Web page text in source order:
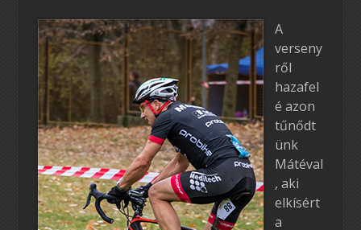
A
verseny
ről
hazafel
é azon
tűnődt
ünk
Mátéval
, aki
elkísért
a